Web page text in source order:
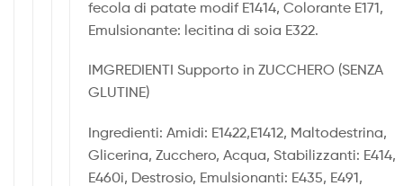
fecola di patate modif E1414, Colorante E171,
Emulsionante: lecitina di soia E322.
IMGREDIENTI Supporto in ZUCCHERO (SENZA
GLUTINE)
Ingredienti: Amidi: E1422,E1412, Maltodestrina,
Glicerina, Zucchero, Acqua, Stabilizzanti: E414,
E460i, Destrosio, Emulsionanti: E435, E491,